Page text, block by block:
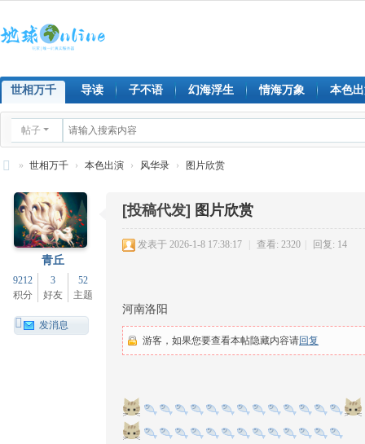
世相万千 导读 子不语 幻海浮生 情海万象 本色
帖子
» 世相万千 › 本色出演 › 风华录 › 图片欣赏
青丘
9212
积分
3
好友
52
主题
发消息
[投稿代发] 图片欣赏
发表于 2026-1-8 17:38:17 查看: 2320 回复: 14
河南洛阳
游客，如果您要查看本帖隐藏内容请回复